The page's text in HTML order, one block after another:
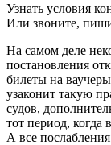
Узнать условия
Или звоните,
На самом деле
постановления
билеты на
узаконит такую
судов,
тот период, когда
А все